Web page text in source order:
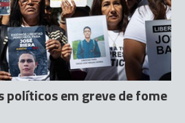
políticos em greve de fome